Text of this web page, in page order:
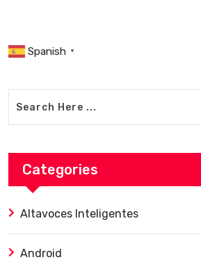
Spanish ▼
Categories
Altavoces Inteligentes
Android